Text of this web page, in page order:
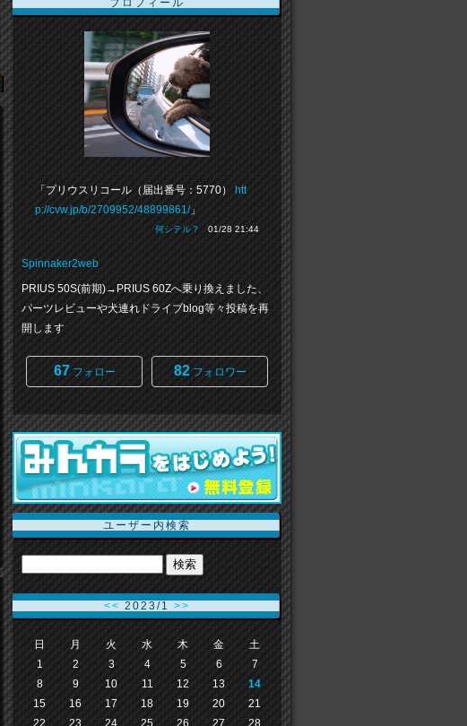
プロフィール
「プリウスリコール（届出番号：5770） htt
p://cvw.jp/b/2709952/48899861/」
何シテル？ 01/28 21:44
Spinnaker2web
PRIUS 50S(前期)→PRIUS 60Zへ乗り換えました、
パーツレビューや犬連れドライブblog等々投稿を再
開します
67フォロー 82フォロワー
ユーザー内検索
<< 2023/1 >>
日 月 火 水 木 金
土
1
2 3 4 5 6
7
8
9 10 11 12 13
14
15
16 17 18 19 20
21
22
23 24 25 26 27
28